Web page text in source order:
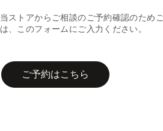
当ストアからご相談のご予約確認のため
は、このフォームにご入力ください。
ご予約はこちら